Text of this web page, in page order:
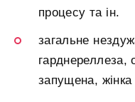
процесу та ін.
загальне
гарднереллеза,
запущена, жінка